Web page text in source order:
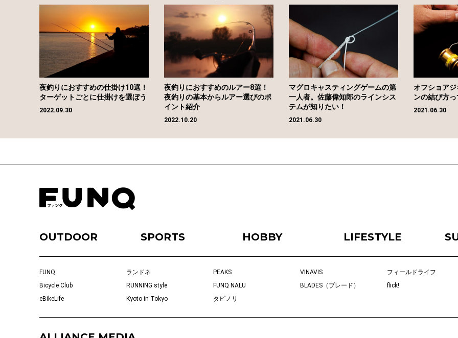
夜釣りにおすすめの仕掛け10選！
ターゲットごとに仕掛けを選ぼう
2022.09.30
夜釣りにおすすめのルアー8選！
夜釣りの基本からルアー選びのポ
イント紹介
2022.10.20
マグロキャスティングゲームの第
一人者。佐藤偉知郎のラインシス
テムが知りたい！
2021.06.30
オフショア
ンの結び方
2021.06.30
OUTDOOR SPORTS HOBBY LIFESTYLE
FUNQ ランドネ PEAKS VINAVIS
フィールドライフ
Bicycle Club
RUNNING style FUNQ NALU BLADES（ブレード）
flick!
eBikeLife
Kyoto in Tokyo タビノリ